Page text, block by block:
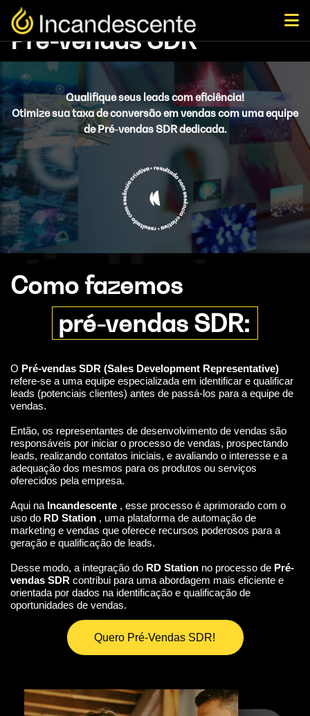
Pré-vendas SDR
Qualifique seus leads com eficiência!
Otimize sua taxa de conversão em vendas com uma equipe
de Pré-vendas SDR dedicada.
Como fazemos
pré-vendas SDR:
O Pré-vendas SDR (Sales Development Representative)
refere-se a uma equipe especializada em identificar e qualificar
leads (potenciais clientes) antes de passá-los para a equipe de
vendas.
Então, os representantes de desenvolvimento de vendas são
responsáveis por iniciar o processo de vendas, prospectando
leads, realizando contatos iniciais, e avaliando o interesse e a
adequação dos mesmos para os produtos ou serviços
oferecidos pela empresa.
Aqui na Incandescente , esse processo é aprimorado com o
uso do RD Station , uma plataforma de automação de
marketing e vendas que oferece recursos poderosos para a
geração e qualificação de leads.
Desse modo, a integração do RD Station no processo de Pré-
vendas SDR contribui para uma abordagem mais eficiente e
orientada por dados na identificação e qualificação de
oportunidades de vendas.
Quero Pré-Vendas SDR!